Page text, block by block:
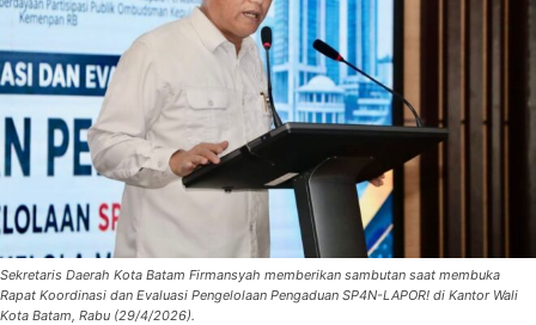
Sekretaris Daerah Kota Batam Firmansyah memberikan sambutan saat membuka
Rapat Koordinasi dan Evaluasi Pengelolaan Pengaduan SP4N-LAPOR! di Kantor Wali
Kota Batam, Rabu (29/4/2026).